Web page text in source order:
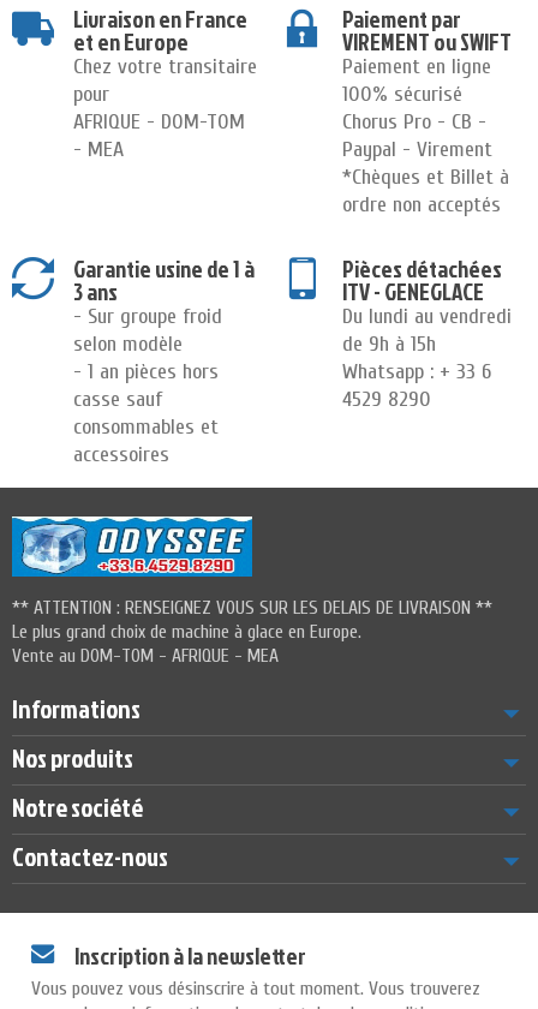
Livraison en France
et en Europe
Chez votre transitaire
pour
AFRIQUE - DOM-TOM
- MEA
Paiement par
VIREMENT ou SWIFT
Paiement en ligne
100% sécurisé
Chorus Pro - CB -
Paypal - Virement
*Chèques et Billet à
ordre non acceptés
Garantie usine de 1 à
3 ans
- Sur groupe froid
selon modèle
- 1 an pièces hors
casse sauf
consommables et
accessoires
Pièces détachées
ITV - GENEGLACE
Du lundi au vendredi
de 9h à 15h
Whatsapp : + 33 6
4529 8290
** ATTENTION : RENSEIGNEZ VOUS SUR LES DELAIS DE LIVRAISON **
Le plus grand choix de machine à glace en Europe.
Vente au DOM-TOM - AFRIQUE - MEA
Informations
Nos produits
Notre société
Contactez-nous
Inscription à la newsletter
Vous pouvez vous désinscrire à tout moment. Vous trouverez